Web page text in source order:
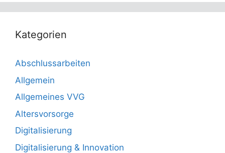
Kategorien
Abschlussarbeiten
Allgemein
Allgemeines VVG
Altersvorsorge
Digitalisierung
Digitalisierung & Innovation